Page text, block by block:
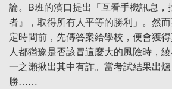
論。B班的濱口提出「互看手機訊息，
者』，取得所有人平等的勝利」。然
定時間前，先傳答案給學校，便會獲
人都猶豫是否該冒這麼大的風險時，
一之瀨揪出其中有詐。當考試結果出
勝……